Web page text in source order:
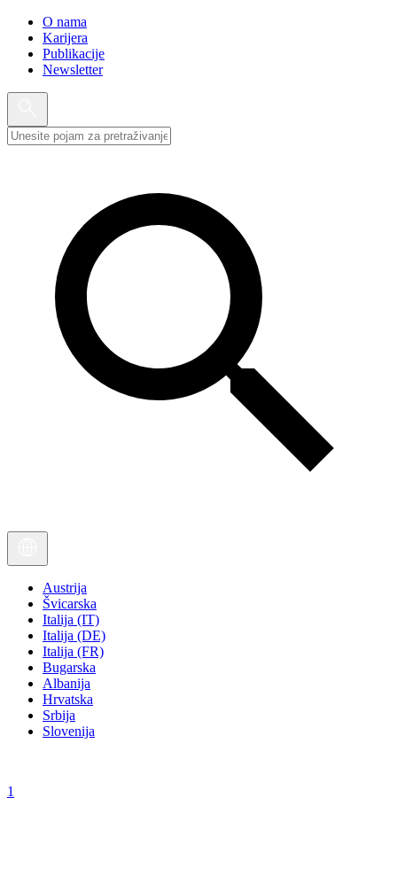
O nama
Karijera
Publikacije
Newsletter
Austrija
Švicarska
Italija (IT)
Italija (DE)
Italija (FR)
Bugarska
Albanija
Hrvatska
Srbija
Slovenija
1